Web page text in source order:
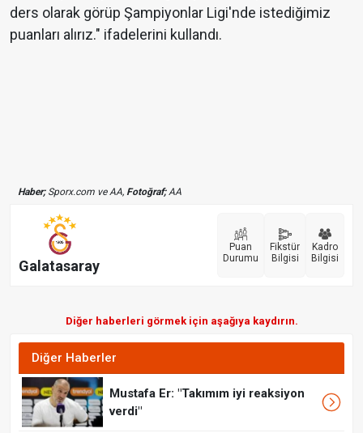
ders olarak görüp Şampiyonlar Ligi'nde istediğimiz
puanları alırız." ifadelerini kullandı.
Haber;Sporx.com ve AA, Fotoğraf;AA
Galatasaray
Puan
Durumu
Fikstür
Bilgisi
Kadro
Bilgisi
Diğer haberleri görmek için aşağıya kaydırın.
Diğer Haberler
Mustafa Er: "Takımım iyi reaksiyon
verdi"